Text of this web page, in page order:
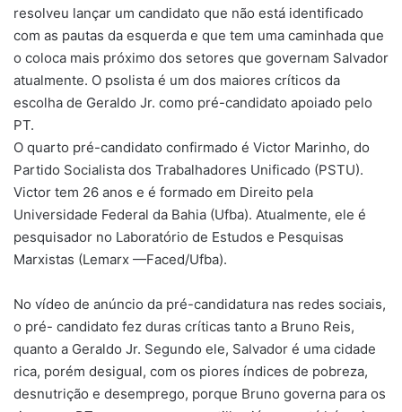
resolveu lançar um candidato que não está identificado
com as pautas da esquerda e que tem uma caminhada que
o coloca mais próximo dos setores que governam Salvador
atualmente. O psolista é um dos maiores críticos da
escolha de Geraldo Jr. como pré-candidato apoiado pelo
PT.
O quarto pré-candidato confirmado é Victor Marinho, do
Partido Socialista dos Trabalhadores Unificado (PSTU).
Victor tem 26 anos e é formado em Direito pela
Universidade Federal da Bahia (Ufba). Atualmente, ele é
pesquisador no Laboratório de Estudos e Pesquisas
Marxistas (Lemarx —Faced/Ufba).
No vídeo de anúncio da pré-candidatura nas redes sociais,
o pré- candidato fez duras críticas tanto a Bruno Reis,
quanto a Geraldo Jr. Segundo ele, Salvador é uma cidade
rica, porém desigual, com os piores índices de pobreza,
desnutrição e desemprego, porque Bruno governa para os